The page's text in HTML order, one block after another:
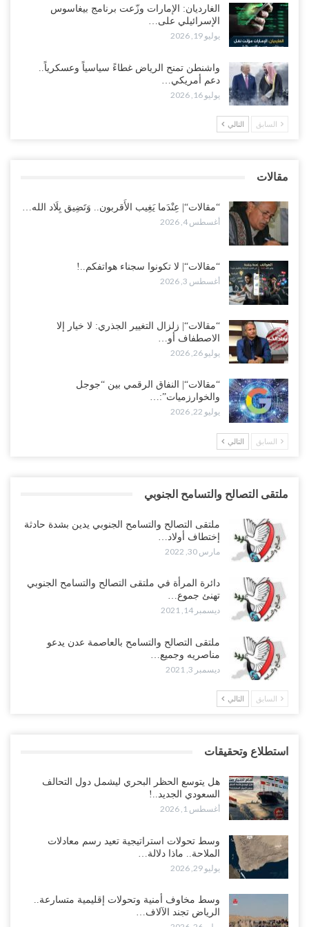
وسط غضبٍ جنوباً.. دعوات لإغلاق مطرح فدغم مع تحوله من معسكر
للتجنيد إلى ساحة لتصفية قادة التحالف..!
“تعز“| مع اقتراب إعادة الهيكلة السعودية.. سباق بين طارق والإصلاح
لإشعال حرب..!
أغسطس 2, 2026
أغسطس 2, 2026
الغارديان: الإمارات وزّعت برنامج بيغاسوس
الإسرائيلي على…
يوليو 19, 2026
واشنطن تمنح الرياض غطاءً سياسياً وعسكرياً..
دعم أمريكي…
يوليو 16, 2026
السابق التالي
مقالات
“مقالات“| عِنْدَما يَغِيب الأَقربون.. وَتَضِيق بِلَاد الله…
أغسطس 4, 2026
“مقالات“| لا تكونوا سجناء هواتفكم..!
أغسطس 3, 2026
“مقالات“| زلزال التغيير الجذري: لا خيار إلا
الاصطفاف أو…
يوليو 26, 2026
“مقالات“| النفاق الرقمي بين “جوجل
والخوارزميات”:…
يوليو 22, 2026
السابق التالي
ملتقى التصالح والتسامح الجنوبي
ملتقى التصالح والتسامح الجنوبي يدين بشدة حادثة
إختطاف أولاد…
مارس 30, 2022
دائرة المرأة في ملتقى التصالح والتسامح الجنوبي
تهنئ جموع…
ديسمبر 14, 2021
ملتقى التصالح والتسامح بالعاصمة عدن يدعو
مناصريه وجميع…
ديسمبر 3, 2021
السابق التالي
استطلاع وتحقيقات
هل يتوسع الحظر البحري ليشمل دول التحالف
السعودي الجديد..!
أغسطس 1, 2026
وسط تحولات استراتيجية تعيد رسم معادلات
الملاحة.. ماذا دلالة…
يوليو 29, 2026
وسط مخاوف أمنية وتحولات إقليمية متسارعة..
الرياض تجند الآلاف…